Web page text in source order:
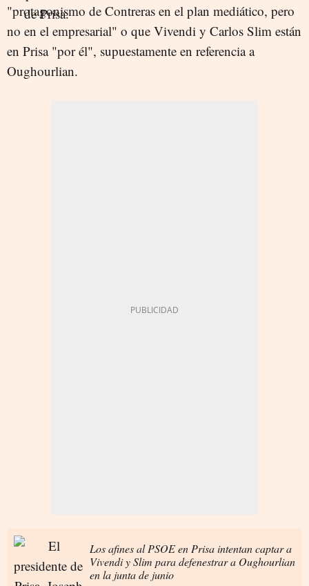
"protagonismo de Contreras en el plan mediático, pero
no en el empresarial" o que Vivendi y Carlos Slim están
en Prisa "por él", supuestamente en referencia a
Oughourlian.
Los afines al PSOE en Prisa intentan captar a
Vivendi y Slim para defenestrar a Oughourlian
en la junta de junio